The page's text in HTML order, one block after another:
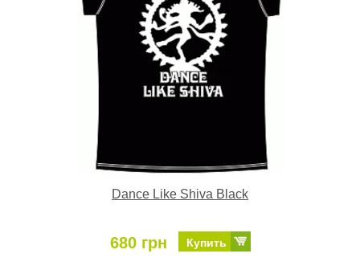
Dance Like Shiva Black
680 грн Купить